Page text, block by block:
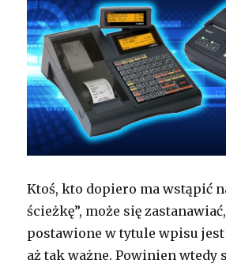
Ktoś, kto dopiero ma wstąpić
ścieżkę”, może się
postawione w tytule wpisu
aż tak ważne. Powinien wtedy